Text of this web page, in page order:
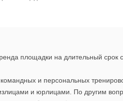
площадки на длительный срок
и персональных
и юрлицами. По другим